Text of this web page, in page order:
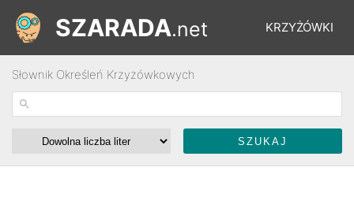
KRZYŻÓWKI
ŁAMIGŁÓWKI
SZARADA.net
Słownik Określeń Krzyżówkowych